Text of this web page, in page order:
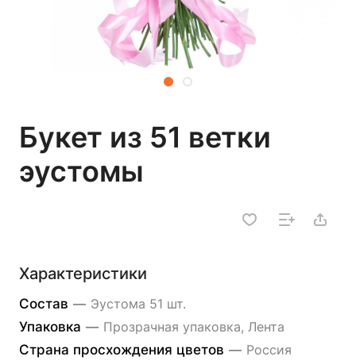
Букет из 51 ветки
эустомы
Характеристики
Состав — Эустома 51 шт.
Упаковка — Прозрачная упаковка, Лента
Страна просхождения цветов — Россия